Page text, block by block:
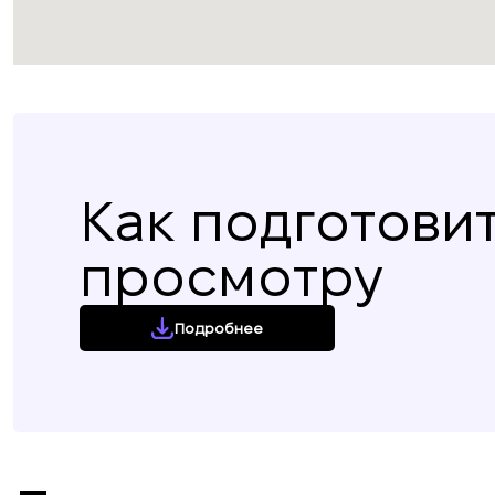
Как
просмотру
Подробнее